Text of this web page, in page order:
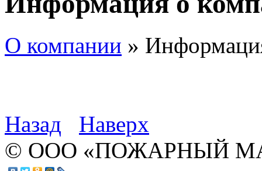
О компании »
Назад
Наверх
© ООО «ПОЖАРНЫЙ